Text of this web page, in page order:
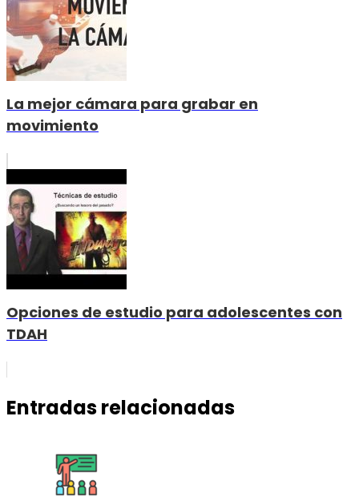
La mejor cámara para grabar en
movimiento
Opciones de estudio para adolescentes con
TDAH
Entradas relacionadas